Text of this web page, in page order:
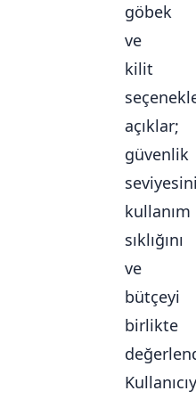
göbek
ve
kilit
açıklar;
güvenlik
kullanım
sıklığını
ve
bütçeyi
birlikte